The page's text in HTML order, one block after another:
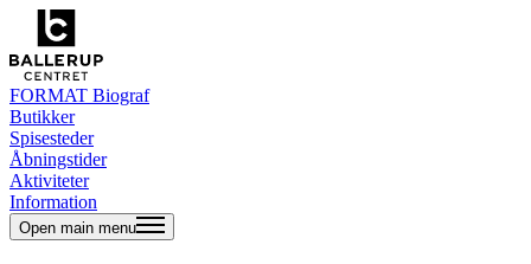
FORMAT Biograf
Butikker
Spisesteder
Åbningstider
Aktiviteter
Information
Open main menu